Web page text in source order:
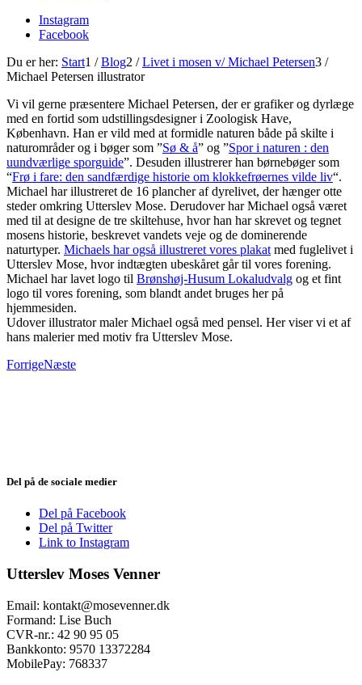
Instagram
Facebook
Du er her: Start1 / Blog2 / Livet i mosen v/ Michael Petersen3 /
Michael Petersen illustrator
Vi vil gerne præsentere Michael Petersen, der er grafiker og dyrlæge
med en fortid som udstillingsdesigner i Zoologisk Have,
København. Han er vild med at formidle naturen både på skilte i
naturområder og i bøger som ”Sø & å” og ”Spor i naturen : den
uundværlige sporguide”. Desuden illustrerer han børnebøger som
“Frø i fare: den sandfærdige historie om klokkefrøernes vilde liv“.
Michael har illustreret de 16 plancher af dyrelivet, der hænger otte
steder omkring Utterslev Mose. Derudover har Michael også været
med til at designe de tre skiltehuse, hvor han har skrevet og tegnet
mosens historie, beskrevet vandets veje og de dominerende
naturtyper. Michaels har også illustreret vores plakat med fuglelivet i
Utterslev Mose, hvor indtægten ubeskåret går til vores forening.
Michael har lavet logo til Brønshøj-Husum Lokaludvalg og et fint
logo til vores forening, som blandt andet bruges her på
hjemmesiden.
Udover illustrator maler Michael også med pensel. Her viser vi et af
hans malerier med motiv fra Utterslev Mose.
ForrigeNæste
Del på de sociale medier
Del på Facebook
Del på Twitter
Link to Instagram
Utterslev Moses Venner
Email: kontakt@mosevenner.dk
Formand: Lise Buch
CVR-nr.: 42 90 95 05
Bankkonto: 9570 13372284
MobilePay: 768337